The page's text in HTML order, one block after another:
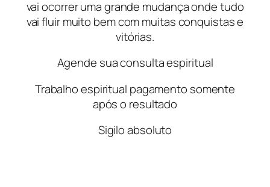
vai ocorrer uma grande mudança onde tudo
vai fluir muito bem com muitas conquistas e
vitórias.
Agende sua consulta espiritual
Trabalho espiritual pagamento somente
após o resultado
Sigilo absoluto